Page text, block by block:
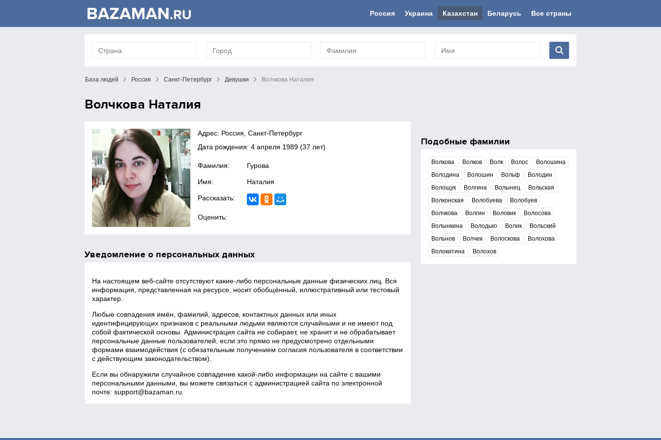
Россия Украина Казахстан Беларусь Все страны
База людей Россия Санкт-Петербург Девушки Волчкова Наталия
Волчкова Наталия
Адрес: Россия, Санкт-Петербург
Дата рождения:4 апреля 1989 (37 лет)
Фамилия: Гурова
Имя: Наталия
Рассказать:
Оценить:
Уведомление о персональных данных
На настоящем веб‑сайте отсутствуют какие‑либо персональные данные физических лиц. Вся
информация, представленная на ресурсе, носит обобщённый, иллюстративный или тестовый
характер.
Любые совпадения имён, фамилий, адресов, контактных данных или иных
идентифицирующих признаков с реальными людьми являются случайными и не имеют под
собой фактической основы. Администрация сайта не собирает, не хранит и не обрабатывает
персональные данные пользователей, если это прямо не предусмотрено отдельными
формами взаимодействия (с обязательным получением согласия пользователя в соответствии
с действующим законодательством).
Если вы обнаружили случайное совпадение какой‑либо информации на сайте с вашими
персональными данными, вы можете связаться с администрацией сайта по электронной
почте:support@bazaman.ru
Подобные фамилии
Волкова Волков Волк Волос
Волошина
Володина
Волошин Вольф
Володин
Волощук
Волгина Волынец
Вольская
Волконская
Волобуева
Волобуев
Волчкова
Волгин Воловик
Волосова
Волынкина
Володько Волик
Вольский
Вольнов
Волчек Волоскова
Волохова
Волокитина
Волохов